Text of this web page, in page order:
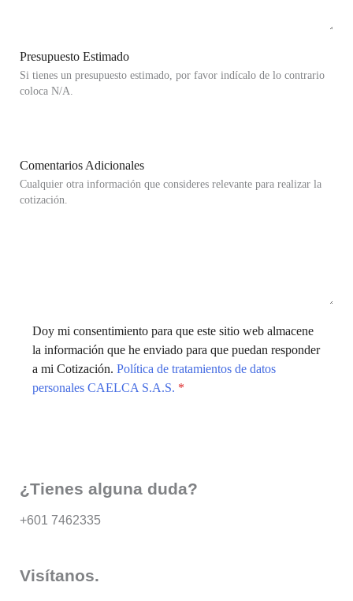
Presupuesto Estimado
Si tienes un presupuesto estimado, por favor indícalo de lo contrario
coloca N/A.
Comentarios Adicionales
Cualquier otra información que consideres relevante para realizar la
cotización.
Doy mi consentimiento para que este sitio web almacene
la información que he enviado para que puedan responder
a mi Cotización. Política de tratamientos de datos
personales CAELCA S.A.S. *
¿Tienes alguna duda?
+601 7462335
Visítanos.